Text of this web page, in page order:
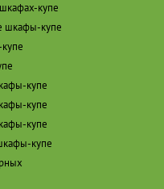
купе
шкафы-купе
купе
купе
купе
купе